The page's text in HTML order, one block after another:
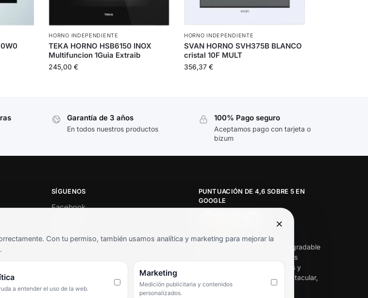
HORNO INDEPENDIENTE
TEKA HORNO HSB6150 INOX
Multifuncion 1Guia Extraib
245,00€
HORNO INDEPENDIENTE
SVAN HORNO SVH375B BLANCO
cristal 10F MULT
356,37€
Garantía de 3 años
En todos nuestros productos
100% Pago seguro
Aceptamos pago con tarjeta o
bizum
SÍGUENOS
Facebook
PUNTUACIÓN DE 4,6 SOBRE 5 EN
GOOGLE
★★★★★
«Servicio de calidad y trato agradable
con precios excelentes. Hemos
comprado en varias ocasiones y
siempre dan respuesta. Espectacular,
servicio de 10.»
×
Con tu permiso, también usamos analítica y marketing para mejorar la
a entender el uso de la web.
Marketing
Medición publicitaria y contenidos
personalizados.